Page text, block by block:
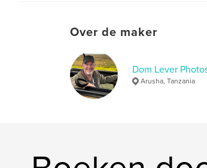
Over de maker
Dom Lever
Arusha, Tanzania